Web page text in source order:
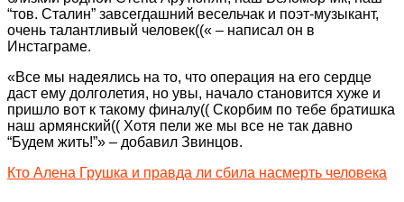
“тов. Сталин” завсегдашний весельчак и поэт-музыкант,
очень талантливый человек((« – написал он в
Инстаграме.
«Все мы надеялись на то, что операция на его сердце
даст ему долголетия, но увы, начало становится хуже и
пришло вот к такому финалу(( Скорбим по тебе братишка
наш армянский(( Хотя пели же мы все не так давно
“Будем жить!”» – добавил Звинцов.
Кто Алена Грушка и правда ли сбила насмерть человека